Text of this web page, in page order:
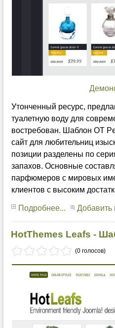
Утонченный ресурс,
туалетную воду для
востребован. Шаблон OT
сайт для любительниц
позиции разделены по
запахов. Основные
парфюмеров с мировых
клиентов с высоким
Подробнее... Добавить
HotThemes Leafs -
(0 голосов)